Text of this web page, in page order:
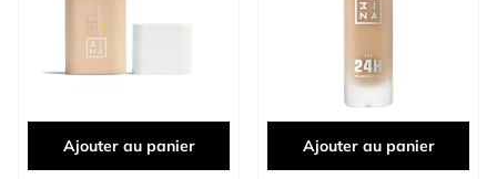
Ajouter au panier Ajouter au panier